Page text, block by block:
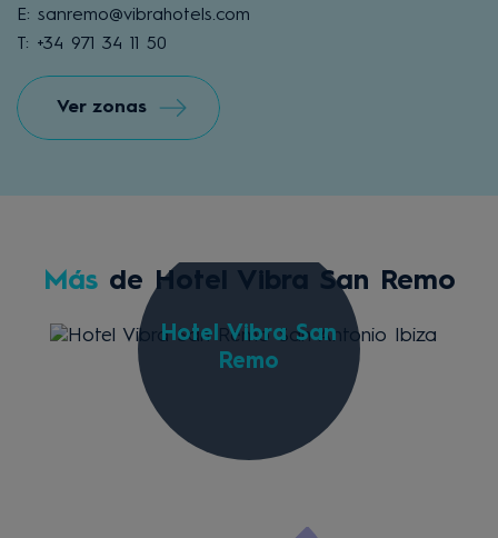
E: sanremo@vibrahotels.com
T: +34 971 34 11 50
Ver zonas
Másde Hotel Vibra San Remo
Hotel Vibra San
Remo